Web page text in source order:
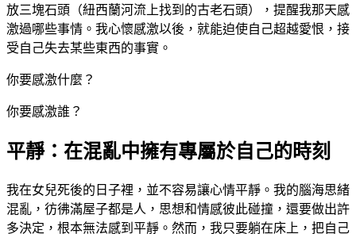
放三塊石頭（紐西蘭河流上找到的古老石頭），提醒我那天感
激過哪些事情。我心懷感激以後，就能迫使自己超越愛恨，接
受自己失去某些東西的事實。
你要感激什麼？
你要感激誰？
平靜：在混亂中擁有專屬於自己的時刻
我在女兒死後的日子裡，並不容易讓心情平靜。我的腦海思緒
混亂，彷彿滿屋子都是人，思想和情感彼此碰撞，還要做出許
多決定，根本無法感到平靜。然而，我只要躺在床上，把自己